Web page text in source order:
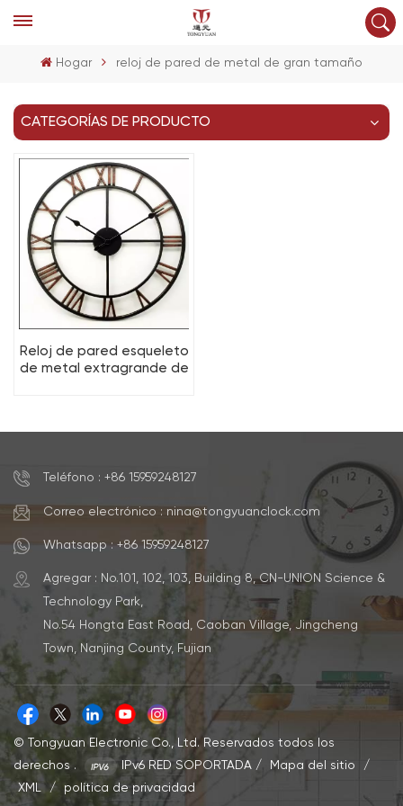
Hogar reloj de pared de metal de gran tamaño
CATEGORÍAS DE PRODUCTO
Reloj de pared esqueleto
de metal extragrande de
Teléfono : +86 15959248127
Correo electrónico : nina@tongyuanclock.com
Whatsapp : +86 15959248127
Agregar : No.101, 102, 103, Building 8, CN-UNION Science &
Technology Park,
No.54 Hongta East Road, Caoban Village, Jingcheng
Town, Nanjing County, Fujian
© Tongyuan Electronic Co., Ltd. Reservados todos los
derechos .
IPv6 RED SOPORTADA/ Mapa del sitio
/
XML
/ política de privacidad